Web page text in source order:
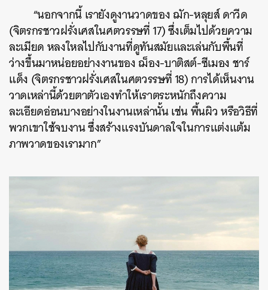
“นอกจากนี้ เรายังดูงานวาดของ ฌัก-หลุยส์ ดาวีด
(จิตรกรชาวฝรั่งเศสในศตวรรษที่ 17) ซึ่งเต็มไปด้วยความ
ละเมียด หลงใหลไปกับงานที่ดูทันสมัยและเล่นกับพื้นที่
ว่างขึ้นมาหน่อยอย่างงานของ ฌ็อง-บาติสต์-ซีเมอง ชาร์
แด็ง (จิตรกรชาวฝรั่งเศสในศตวรรษที่ 18) การได้เห็นงาน
วาดเหล่านี้ด้วยตาตัวเองทำให้เราตระหนักถึงความ
ละเอียดอ่อนบางอย่างในงานเหล่านั้น เช่น พื้นผิว หรือวิธีที่
พวกเขาใช้จบงาน ซึ่งสร้างแรงบันดาลใจในการแต่งแต้ม
ภาพวาดของเรามาก”